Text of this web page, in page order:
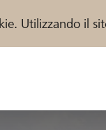
Utilizzando il